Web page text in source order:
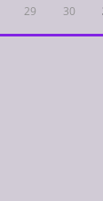
29 30